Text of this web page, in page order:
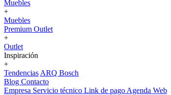
Muebles
+
Muebles
Premium Outlet
+
Outlet
Inspiración
+
Tendencias ARQ Bosch
Blog Contacto
Empresa Servicio técnico Link de pago Agenda Web